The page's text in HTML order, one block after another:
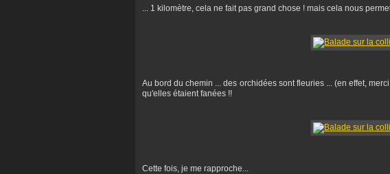
... 1 kilomètre, cela ne fait pas grand chose ! mais cela nous
Au bord du chemin ... des orchidées sont fleuries ... (en effet,
qu'elles étaient fanées !!
Cette fois, je me rapproche...